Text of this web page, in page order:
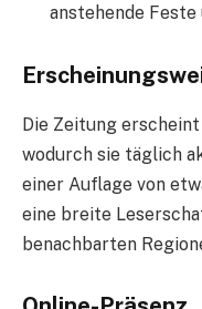
anstehende
Die Zeitung
wodurch sie täglich
einer Auflage von
eine breite
benachbarten